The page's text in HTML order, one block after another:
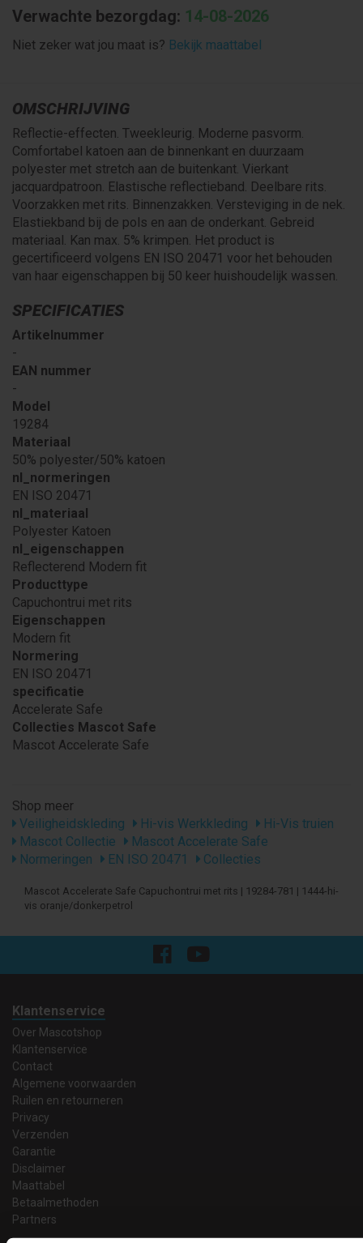
Verwachte bezorgdag: 14-08-2026
Niet zeker wat jou maat is? Bekijk maattabel
OMSCHRIJVING
Reflectie-effecten. Tweekleurig. Moderne pasvorm.
Comfortabel katoen aan de binnenkant en duurzaam
polyester met stretch aan de buitenkant. Vierkant
jacquardpatroon. Elastische reflectieband. Deelbare rits.
Voorzakken met rits. Binnenzakken. Versteviging in de nek.
Elastiekband bij de pols en aan de onderkant. Gebreid
materiaal. Kan max. 5% krimpen. Het product is
gecertificeerd volgens EN ISO 20471 voor het behouden
van haar eigenschappen bij 50 keer huishoudelijk wassen.
SPECIFICATIES
Artikelnummer
-
EAN nummer
-
Model
19284
Materiaal
50% polyester/50% katoen
nl_normeringen
EN ISO 20471
nl_materiaal
Polyester Katoen
nl_eigenschappen
Reflecterend Modern fit
Producttype
Capuchontrui met rits
Eigenschappen
Modern fit
Normering
EN ISO 20471
specificatie
Accelerate Safe
Collecties Mascot Safe
Mascot Accelerate Safe
Shop meer
Veiligheidskleding
Hi-vis Werkkleding
Hi-Vis truien
Mascot Collectie
Mascot Accelerate Safe
Normeringen
EN ISO 20471 Collecties
Mascot Accelerate Safe Capuchontrui met rits | 19284-781 | 1444-hi-
vis oranje/donkerpetrol
Klantenservice
Over Mascotshop
Klantenservice
Contact
Algemene voorwaarden
Ruilen en retourneren
Privacy
Verzenden
Garantie
Disclaimer
Maattabel
Betaalmethoden
Partners